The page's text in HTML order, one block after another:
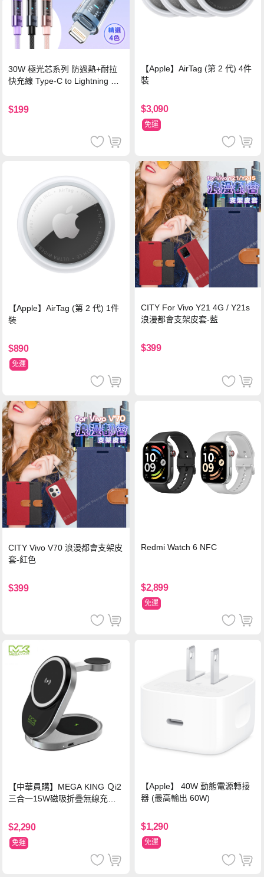
30W 極光芯系列 防過熱+耐拉
快充線 Type-C to Lightning 傳
$199
【Apple】AirTag (第 2 代) 4件
裝
$3,090
免運
【Apple】AirTag (第 2 代) 1件
裝
$890
免運
CITY For Vivo Y21 4G / Y21s
浪漫都會支架皮套-藍
$399
CITY Vivo V70 浪漫都會支架皮
套-紅色
$399
Redmi Watch 6 NFC
$2,899
免運
【中華員購】MEGA KING Ｑi2
三合一15W磁吸折疊無線充電
$2,290
免運
【Apple】 40W 動態電源轉接
器 (最高輸出 60W)
$1,290
免運